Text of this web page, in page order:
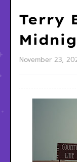
Terry
November 23,